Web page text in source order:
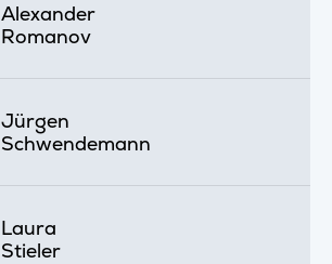
Alexander
Romanov
Jürgen
Schwendemann
Laura
Stieler